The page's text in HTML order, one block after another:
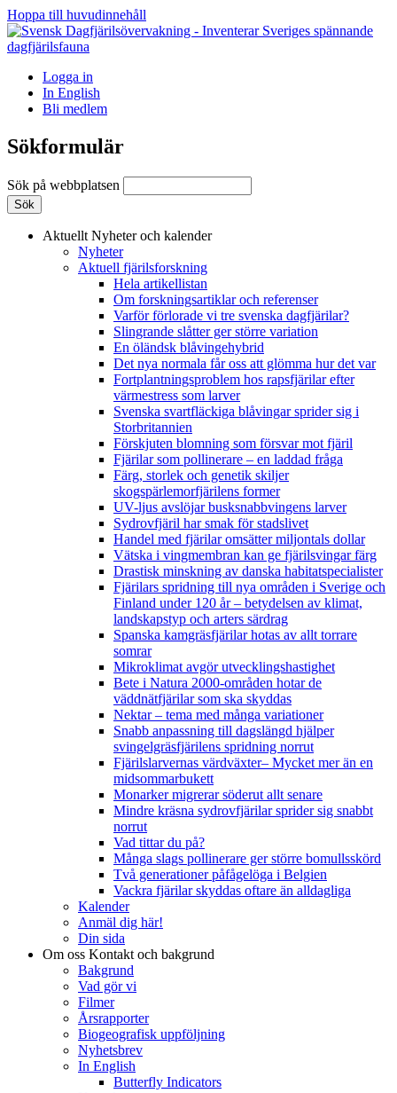
Hoppa till huvudinnehåll
Logga in
In English
Bli medlem
Sökformulär
Sök på webbplatsen
Aktuellt Nyheter och kalender
Nyheter
Aktuell fjärilsforskning
Hela artikellistan
Om forskningsartiklar och referenser
Varför förlorade vi tre svenska dagfjärilar?
Slingrande slåtter ger större variation
En öländsk blåvingehybrid
Det nya normala får oss att glömma hur det var
Fortplantningsproblem hos rapsfjärilar efter
värmestress som larver
Svenska svartfläckiga blåvingar sprider sig i
Storbritannien
Förskjuten blomning som försvar mot fjäril
Fjärilar som pollinerare – en laddad fråga
Färg, storlek och genetik skiljer
skogspärlemorfjärilens former
UV-ljus avslöjar busksnabbvingens larver
Sydrovfjäril har smak för stadslivet
Handel med fjärilar omsätter miljontals dollar
Vätska i vingmembran kan ge fjärilsvingar färg
Drastisk minskning av danska habitatspecialister
Fjärilars spridning till nya områden i Sverige och
Finland under 120 år– betydelsen av klimat,
landskapstyp och arters särdrag
Spanska kamgräsfjärilar hotas av allt torrare
somrar
Mikroklimat avgör utvecklingshastighet
Bete i Natura 2000-områden hotar de
väddnätfjärilar som ska skyddas
Nektar – tema med många variationer
Snabb anpassning till dagslängd hjälper
svingelgräsfjärilens spridning norrut
Fjärilslarvernas värdväxter– Mycket mer än en
midsommarbukett
Monarker migrerar söderut allt senare
Mindre kräsna sydrovfjärilar sprider sig snabbt
norrut
Vad tittar du på?
Många slags pollinerare ger större bomullsskörd
Två generationer påfågelöga i Belgien
Vackra fjärilar skyddas oftare än alldagliga
Kalender
Anmäl dig här!
Din sida
Om oss Kontakt och bakgrund
Bakgrund
Vad gör vi
Filmer
Årsrapporter
Biogeografisk uppföljning
Nyhetsbrev
In English
Butterfly Indicators